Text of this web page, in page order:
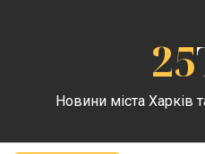
25
Новини міста Харків